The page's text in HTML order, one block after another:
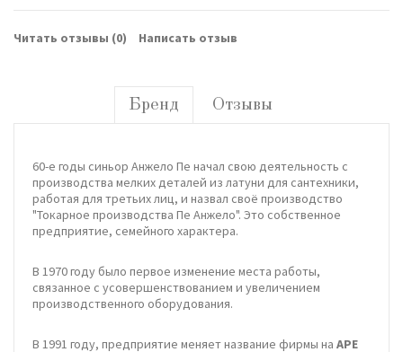
Читать отзывы (0) Написать отзыв
Бренд Отзывы
60-е годы синьор Анжело Пе начал свою деятельность с
производства мелких деталей из латуни для сантехники,
работая для третьих лиц, и назвал своё производство
"Токарное производства Пе Анжело". Это собственное
предприятие, семейного характера.
В 1970 году было первое изменение места работы,
связанное с усовершенствованием и увеличением
производственного оборудования.
В 1991 году, предприятие меняет название фирмы на APE